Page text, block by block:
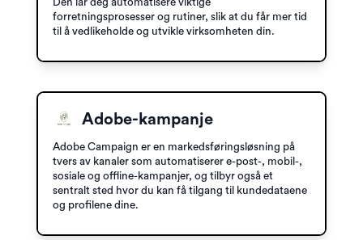
Den lar deg automatisere viktige
forretningsprosesser og rutiner, slik at du får mer tid
til å vedlikeholde og utvikle virksomheten din.
Adobe-kampanje
Adobe Campaign er en markedsføringsløsning på
tvers av kanaler som automatiserer e-post-, mobil-,
sosiale og offline-kampanjer, og tilbyr også et
sentralt sted hvor du kan få tilgang til kundedataene
og profilene dine.